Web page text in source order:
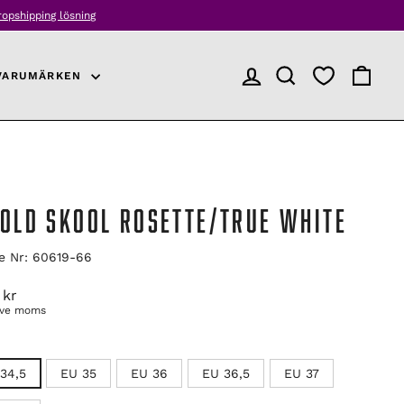
LOGGA INPRODUKTSÖKNING
SKOOL ROSETTE/TRUE WHITE
Nr: 60619-66
kr
moms
EU 35 EU 36 EU 36,5 EU 37